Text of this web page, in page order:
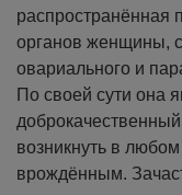
распространённая
органов женщины,
овариального и
По своей сути она
возникнуть в
врождённым.